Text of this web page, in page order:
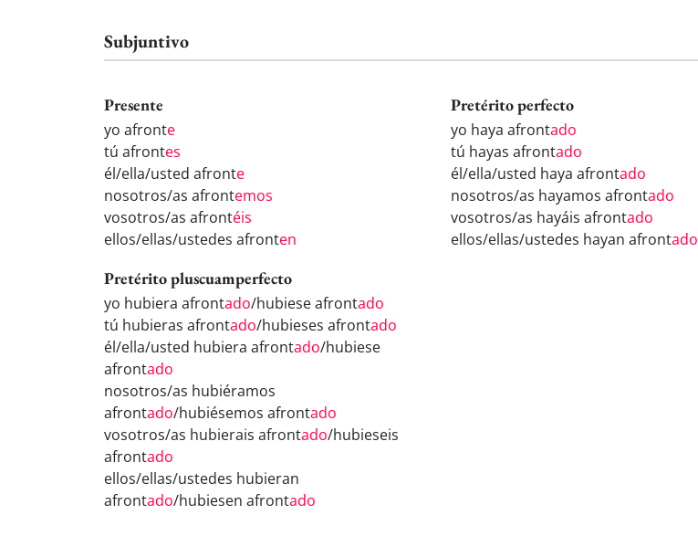
Subjuntivo
Presente
yo afronte
tú afrontes
él/ella/usted afronte
nosotros/as afrontemos
vosotros/as afrontéis
ellos/ellas/ustedes afronten
Pretérito perfecto
yo haya afrontado
tú hayas afrontado
él/ella/usted haya afrontado
nosotros/as hayamos afrontado
vosotros/as hayáis afrontado
ellos/ellas/ustedes hayan afrontado
Pretérito pluscuamperfecto
yo hubiera afrontado/hubiese afrontado
tú hubieras afrontado/hubieses afrontado
él/ella/usted hubiera afrontado/hubiese
afrontado
nosotros/as hubiéramos
afrontado/hubiésemos afrontado
vosotros/as hubierais afrontado/hubieseis
afrontado
ellos/ellas/ustedes hubieran
afrontado/hubiesen afrontado